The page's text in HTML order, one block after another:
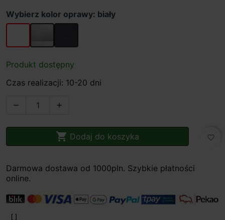
Wybierz kolor oprawy: biały
biały szary szary miejski
Produkt dostępny
Czas realizacji: 10-20 dni
 
 Dodaj do koszyka favorite_border
Darmowa dostawa od 1000pln. Szybkie płatności
online.